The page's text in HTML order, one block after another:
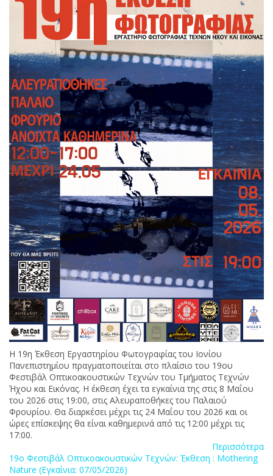
Η 19η Έκθεση Εργαστηρίου Φωτογραφίας του Ιονίου
Πανεπιστηµίου πραγματοποιείται στο πλαίσιο του 19ου
Φεστιβάλ Οπτικοακουστικών Τεχνών του Τµήµατος Τεχνών
Ήχου και Εικόνας. Η έκθεση έχει τα εγκαίνια της στις 8 Μαΐου
του 2026 στις 19:00, στις Αλευραποθήκες του Παλαιού
Φρουρίου. Θα διαρκέσει µέχρι τις 24 Μαΐου του 2026 και οι
ώρες επίσκεψης θα είναι καθημερινά από τις 12:00 µέχρι τις
17:00.
Περισσότερα
19ο Φεστιβάλ Οπτικοακουστικών Τεχνών: Έκθεση : Mothering
Nature (Εγκαίνια: 07/05/2026)